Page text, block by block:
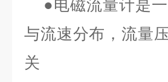
●电磁流量计是
与流速分布，流量
关